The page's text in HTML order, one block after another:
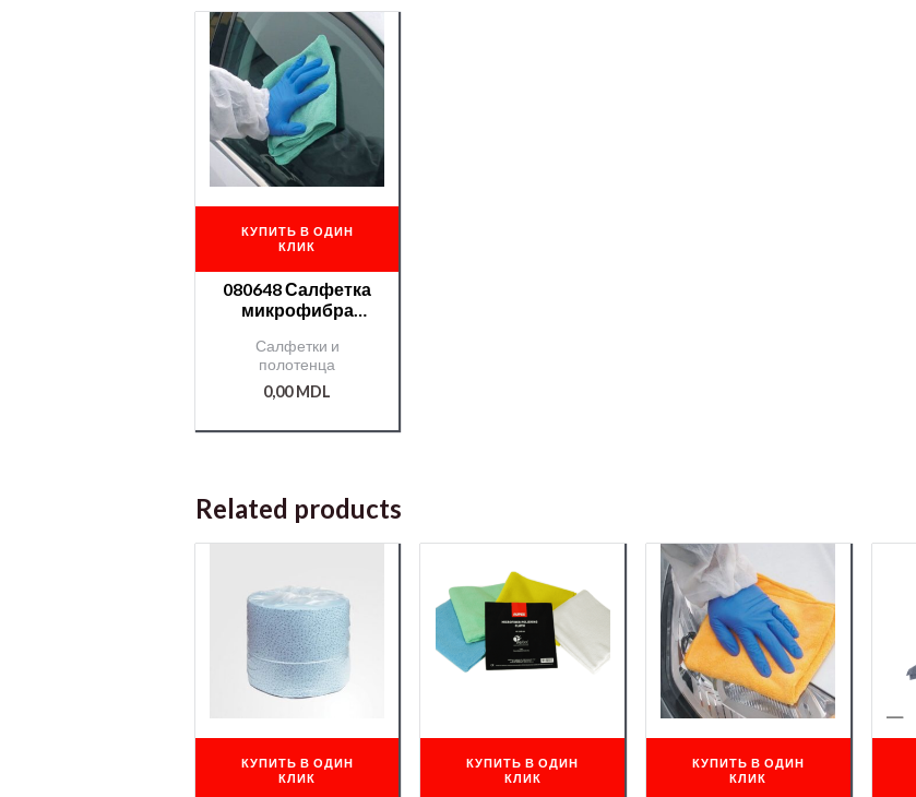
КУПИТЬ В ОДИН
КЛИК
080648 Салфетка
микрофибра
Салфетки и
полотенца
0,00MDL
Related products
КУПИТЬ В ОДИН
КЛИК
КУПИТЬ В ОДИН
КЛИК
КУПИТЬ В ОДИН
КЛИК